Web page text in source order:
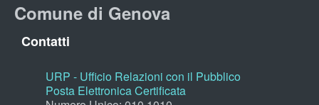
Comune di Genova
Contatti
URP - Ufficio Relazioni con il Pubblico
Posta Elettronica Certificata